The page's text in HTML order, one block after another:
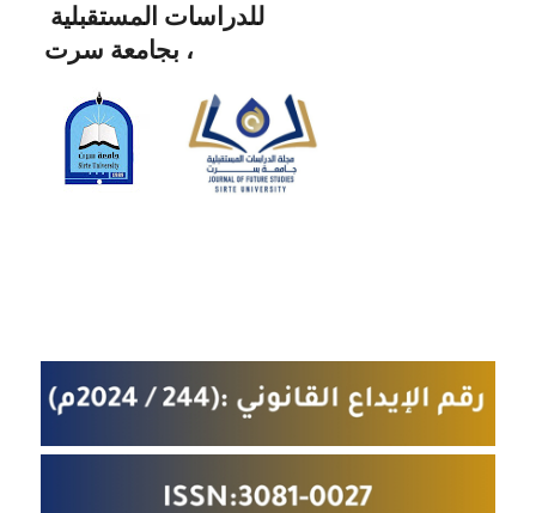
للدراسات المستقبلية
بجامعة سرت ،